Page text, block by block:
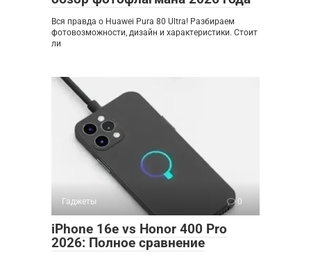
Вся правда о Huawei Pura 80 Ultra! Разбираем
фотовозможности, дизайн и характеристики. Стоит
ли
Гаджеты 0
iPhone 16e vs Honor 400 Pro
2026: Полное сравнение